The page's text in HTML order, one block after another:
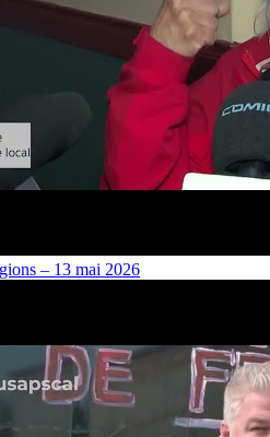
– 13 mai 2026